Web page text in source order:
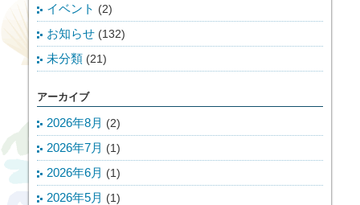
イベント (2)
お知らせ (132)
未分類 (21)
アーカイブ
2026年8月 (2)
2026年7月 (1)
2026年6月 (1)
2026年5月 (1)